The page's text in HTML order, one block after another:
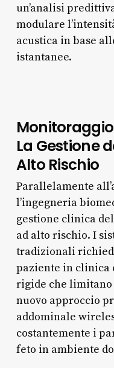
un’analisi
modulare
acustica in base
istantanee.
La Gestione
Alto Rischio
Parallelamente
l’ingegneria
gestione clinica
ad alto rischio. I
tradizionali
paziente in clinica
rigide che
nuovo approccio
addominale
costantemente i
feto in ambiente